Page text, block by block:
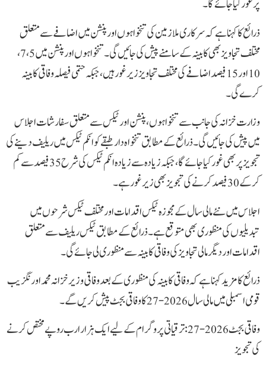
پر غور کیا جائے گا۔
ذرائع کا کہنا ہے کہ سرکاری ملازمین کی تنخواہوں اور پنشن میں اضافے سے متعلق
مختلف تجاویز بھی کابینہ کے سامنے پیش کی جائیں گی۔ تنخواہوں اور پنشن میں 5، 7،
10 اور 15 فیصد اضافے کی مختلف تجاویز زیر غور ہیں، جبکہ حتمی فیصلہ وفاقی کابینہ
کرے گی۔
وزارت خزانہ کی جانب سے تنخواہوں، پنشن اور ٹیکس سے متعلق سفارشات اجلاس
میں پیش کی جائیں گی۔ ذرائع کے مطابق تنخواہ دار طبقے کو انکم ٹیکس میں ریلیف دینے کی
تجویز پر بھی غور کیا جائے گا، جبکہ زیادہ سے زیادہ انکم ٹیکس کی شرح 35 فیصد سے کم
کرکے 30 فیصد کرنے کی تجویز بھی زیر غور ہے۔
اجلاس میں نئے مالی سال کے مجوزہ ٹیکس اقدامات اور مختلف ٹیکس شرحوں میں
تبدیلیوں کی منظوری بھی متوقع ہے۔ ذرائع کے مطابق ٹیکس ریلیف سے متعلق
اقدامات اور دیگر مالی تجاویز کی وفاقی کابینہ سے منظوری لی جائے گی۔
ذرائع کا مزید کہنا ہے کہ وفاقی کابینہ کی منظوری کے بعد وفاقی وزیر خزانہ محمد اورنگزیب
قومی اسمبلی میں مالی سال 2026-27 کا وفاقی بجٹ پیش کریں گے۔
وفاقی بجٹ 2026-27: ترقیاتی پروگرام کے لیے ایک ہزار ارب روپے مختص کرنے
کی تجویز